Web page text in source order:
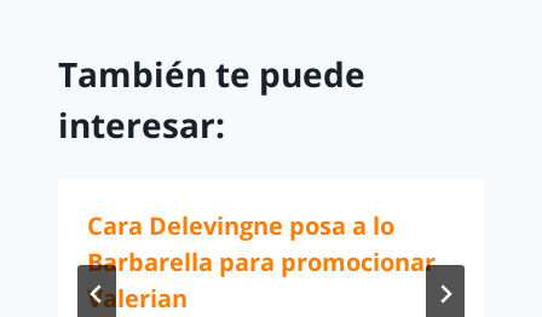
También te puede
interesar:
Cara Delevingne posa a lo
Barbarella para promocionar
Valerian